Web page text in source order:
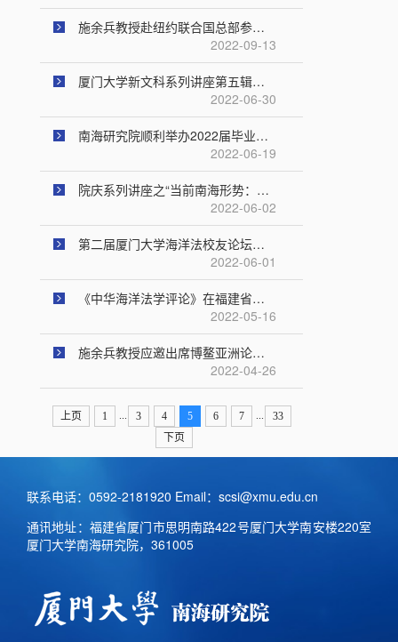
施余兵教授赴纽约联合国总部参加“BBNJ政府间谈判第五次会议”
2022-09-13
厦门大学新文科系列讲座第五辑（第四讲）成功举行
2022-06-30
南海研究院顺利举办2022届毕业生欢送茶话会
2022-06-19
院庆系列讲座之“当前南海形势：挑战与应对”顺利举办
2022-06-02
第二届厦门大学海洋法校友论坛暨南海研究院建院十周年学术研讨会圆满落幕
2022-06-01
《中华海洋法学评论》在福建省侨刊乡讯“双随机”抽查专项审读中表现优异
2022-05-16
施余兵教授应邀出席博鳌亚洲论坛2022年年会南海主题分论坛
2022-04-26
上页 1 3 4 5 6 7
33
下页
联系电话：0592-2181920 Email：scsi@xmu.edu.cn
通讯地址：福建省厦门市思明南路422号厦门大学南安楼220室
厦门大学南海研究院，361005